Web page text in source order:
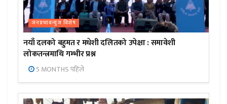
जनप्रभाबन्युज विशेष
नयाँ दलको बहुमत र मधेशी दलितको उपेक्षा : समावेशी
लोकतन्त्रमाथि गम्भीर प्रश्न
5 MONTHS पहिले